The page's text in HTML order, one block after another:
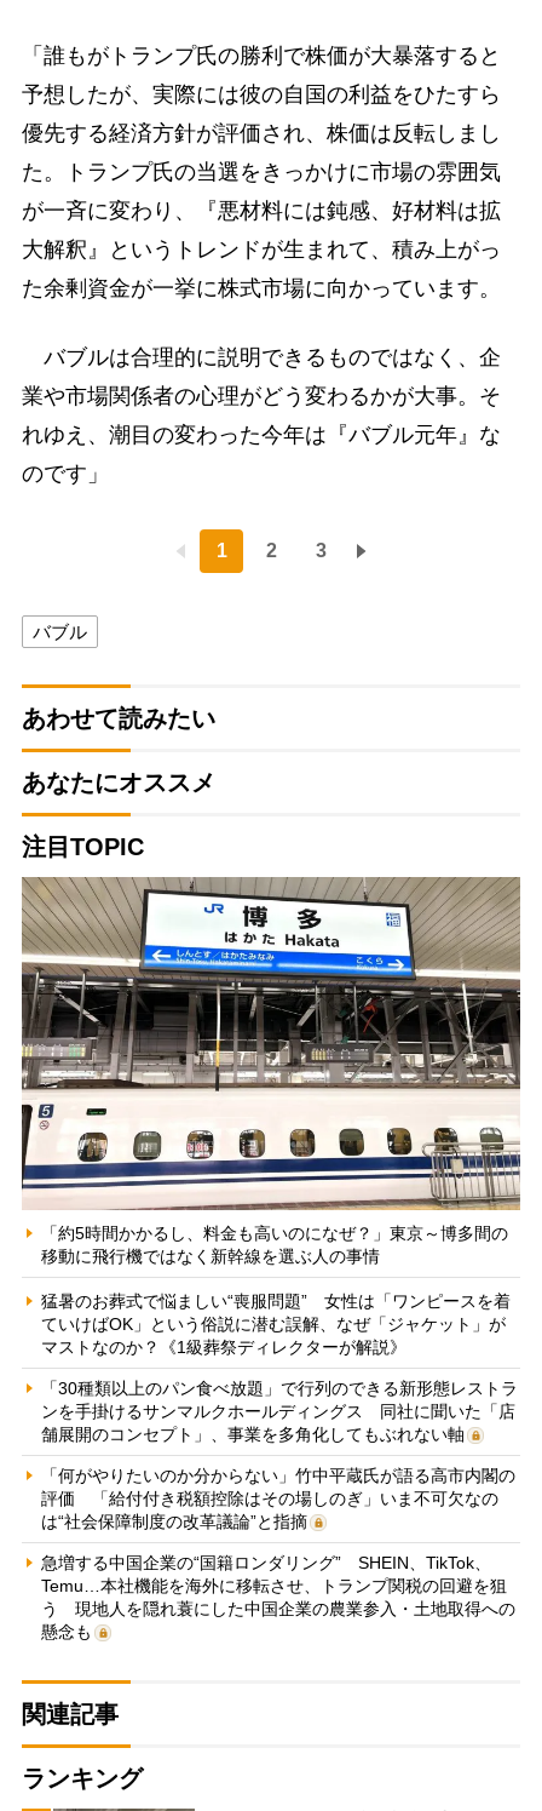
「誰もがトランプ氏の勝利で株価が大暴落すると
予想したが、実際には彼の自国の利益をひたすら
優先する経済方針が評価され、株価は反転しまし
た。トランプ氏の当選をきっかけに市場の雰囲気
が一斉に変わり、『悪材料には鈍感、好材料は拡
大解釈』というトレンドが生まれて、積み上がっ
た余剰資金が一挙に株式市場に向かっています。
バブルは合理的に説明できるものではなく、企
業や市場関係者の心理がどう変わるかが大事。そ
れゆえ、潮目の変わった今年は『バブル元年』な
のです」
1 2 3
バブル
あわせて読みたい
あなたにオススメ
注目TOPIC
「約5時間かかるし、料金も高いのになぜ？」東京～博多間の
移動に飛行機ではなく新幹線を選ぶ人の事情
猛暑のお葬式で悩ましい“喪服問題” 女性は「ワンピースを着
ていけばOK」という俗説に潜む誤解、なぜ「ジャケット」が
マストなのか？《1級葬祭ディレクターが解説》
「30種類以上のパン食べ放題」で行列のできる新形態レストラ
ンを手掛けるサンマルクホールディングス 同社に聞いた「店
舗展開のコンセプト」、事業を多角化してもぶれない軸
「何がやりたいのか分からない」竹中平蔵氏が語る高市内閣の
評価 「給付付き税額控除はその場しのぎ」いま不可欠なの
は“社会保障制度の改革議論”と指摘
急増する中国企業の“国籍ロンダリング” SHEIN、TikTok、
Temu…本社機能を海外に移転させ、トランプ関税の回避を狙
う 現地人を隠れ蓑にした中国企業の農業参入・土地取得への
懸念も
関連記事
ランキング